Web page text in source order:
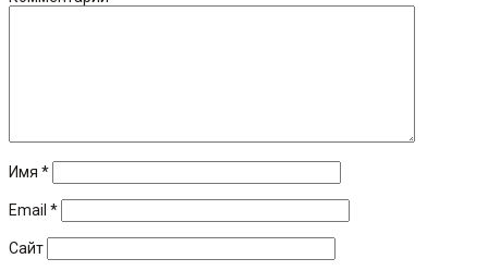
Имя *
Email *
Сайт